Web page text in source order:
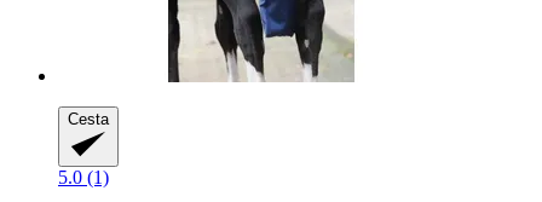
Cesta
5.0 (1)